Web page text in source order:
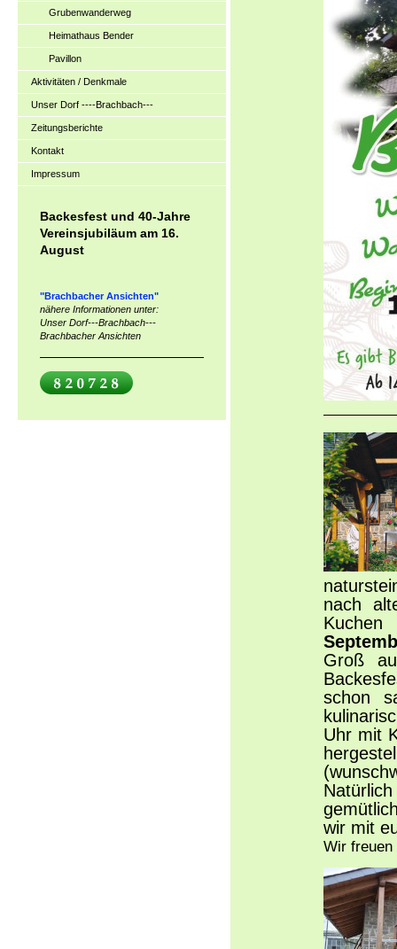
Grubenwanderweg
Heimathaus Bender
Pavillon
Aktivitäten / Denkmale
Unser Dorf ----Brachbach---
Zeitungsberichte
Kontakt
Impressum
Backesfest und 40-Jahre
Vereinsjubiläum am 16.
August
"Brachbacher Ansichten"
nähere Informationen unter:
Unser Dorf---Brachbach---
Brachbacher Ansichten
nach
Groß
schon
Uhr mit
wir mit
Wir freuen